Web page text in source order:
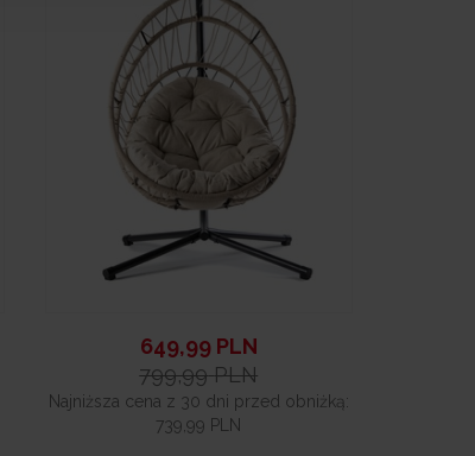
649,99 PLN
799,99 PLN
Najniższa cena z 30 dni przed obniżką:
739,99 PLN